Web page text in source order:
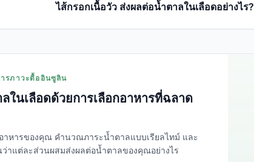
ไส้กรอกเนื้อวัว ส่งผลต่อน้ำตาลในเลือดอย่างไร?
ารภาวะดื้ออินซูลิน
ในเลือดด้วยการเลือกอาหารที่ฉลาด
าหารของคุณ คำนวณภาระน้ำตาลแบบเรียลไทม์ และ
ว่าแต่ละส่วนผสมส่งผลต่อน้ำตาลของคุณอย่างไร